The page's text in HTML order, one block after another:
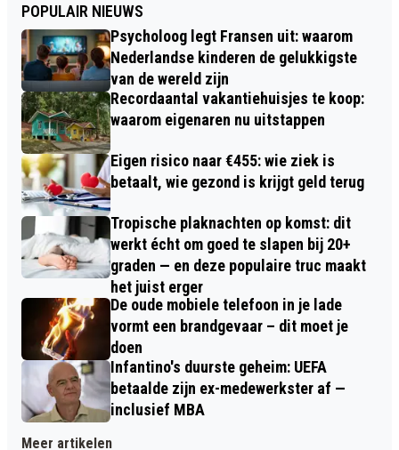
POPULAIR NIEUWS
Psycholoog legt Fransen uit: waarom
Nederlandse kinderen de gelukkigste
van de wereld zijn
Recordaantal vakantiehuisjes te koop:
waarom eigenaren nu uitstappen
Eigen risico naar €455: wie ziek is
betaalt, wie gezond is krijgt geld terug
Tropische plaknachten op komst: dit
werkt écht om goed te slapen bij 20+
graden — en deze populaire truc maakt
het juist erger
De oude mobiele telefoon in je lade
vormt een brandgevaar – dit moet je
doen
Infantino's duurste geheim: UEFA
betaalde zijn ex-medewerkster af —
inclusief MBA
Meer artikelen